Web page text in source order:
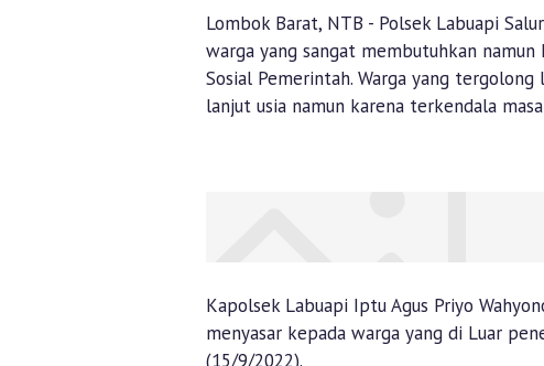
Lombok Barat, NTB - Polsek Labuapi
warga yang sangat membutuhkan
Sosial Pemerintah. Warga yang
lanjut usia namun karena terkendala
Kapolsek Labuapi Iptu Agus Priyo
menyasar kepada warga yang di Luar
(15/9/2022).